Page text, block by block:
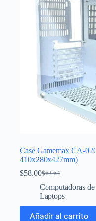
Case Gamemax CA-
410x280x427mm)
$62.64
El
precio
original
era:
$62.64.
$58.00El
precio
actual
es:
$58.00.
Computadoras
Laptops
Añadir al carrito